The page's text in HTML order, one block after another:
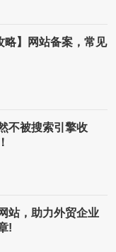
略】网站备案，常见
不被搜索引擎收
站，助力外贸企业
!